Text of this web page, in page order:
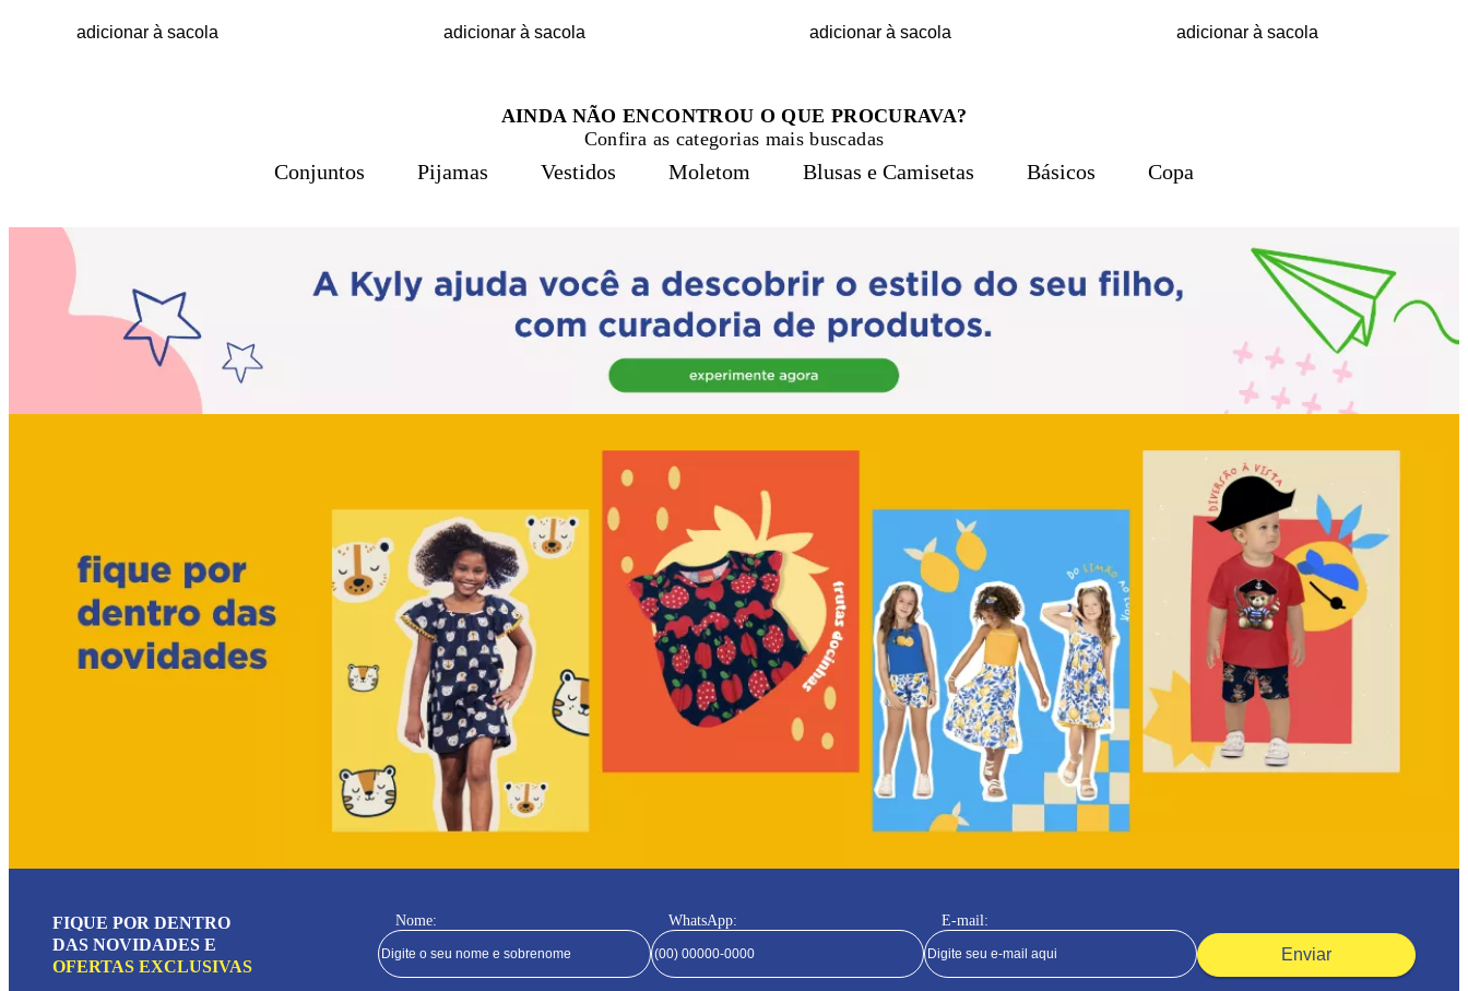
adicionar à sacola adicionar à sacola adicionar à sacola adicionar à sacola
AINDA NÃO ENCONTROU O QUE PROCURAVA?
Confira as categorias mais buscadas
Conjuntos Pijamas Vestidos Moletom Blusas e Camisetas Básicos Copa
FIQUE POR DENTRO
DAS NOVIDADES E
OFERTAS EXCLUSIVAS
Nome: WhatsApp: E-mail:
Enviar